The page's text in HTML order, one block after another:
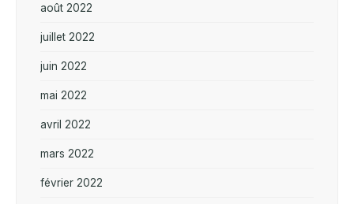
août 2022
juillet 2022
juin 2022
mai 2022
avril 2022
mars 2022
février 2022